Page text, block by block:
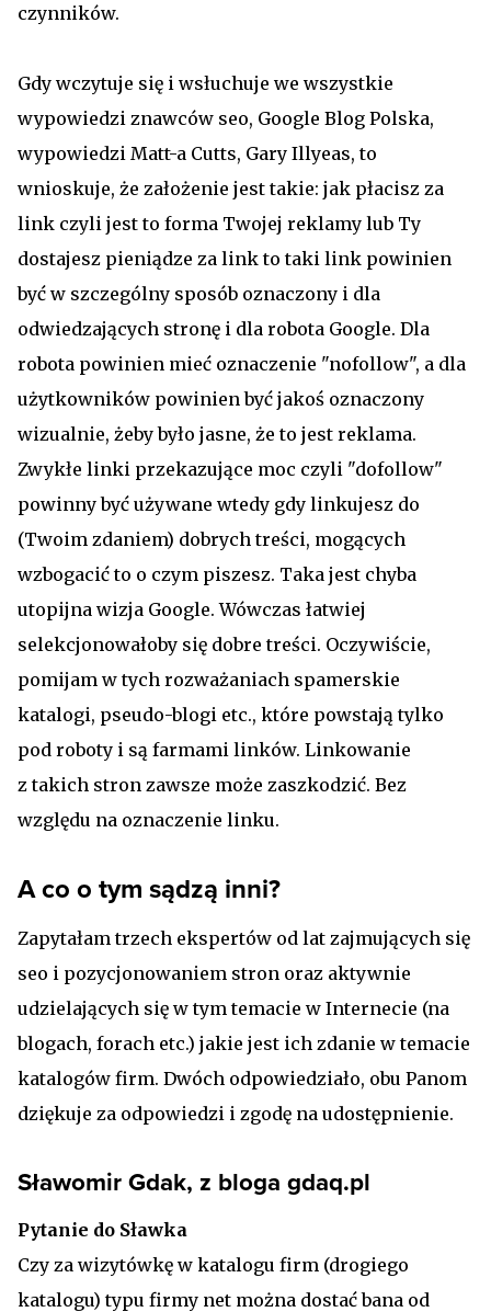
czynników.
Gdy wczytuje się i wsłuchuje we wszystkie
wypowiedzi znawców seo, Google Blog Polska,
wypowiedzi Matt-a Cutts, Gary Illyeas, to
wnioskuje, że założenie jest takie: jak płacisz za
link czyli jest to forma Twojej reklamy lub Ty
dostajesz pieniądze za link to taki link powinien
być w szczególny sposób oznaczony i dla
odwiedzających stronę i dla robota Google. Dla
robota powinien mieć oznaczenie "nofollow", a dla
użytkowników powinien być jakoś oznaczony
wizualnie, żeby było jasne, że to jest reklama.
Zwykłe linki przekazujące moc czyli "dofollow"
powinny być używane wtedy gdy linkujesz do
(Twoim zdaniem) dobrych treści, mogących
wzbogacić to o czym piszesz. Taka jest chyba
utopijna wizja Google. Wówczas łatwiej
selekcjonowałoby się dobre treści. Oczywiście,
pomijam w tych rozważaniach spamerskie
katalogi, pseudo-blogi etc., które powstają tylko
pod roboty i są farmami linków. Linkowanie
z takich stron zawsze może zaszkodzić. Bez
względu na oznaczenie linku.
A co o tym sądzą inni?
Zapytałam trzech ekspertów od lat zajmujących się
seo i pozycjonowaniem stron oraz aktywnie
udzielających się w tym temacie w Internecie (na
blogach, forach etc.) jakie jest ich zdanie w temacie
katalogów firm. Dwóch odpowiedziało, obu Panom
dziękuje za odpowiedzi i zgodę na udostępnienie.
Sławomir Gdak, z bloga gdaq.pl
Pytanie do Sławka
Czy za wizytówkę w katalogu firm (drogiego
katalogu) typu firmy net można dostać bana od